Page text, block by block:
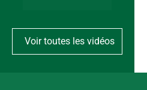
Voir toutes les vidéos